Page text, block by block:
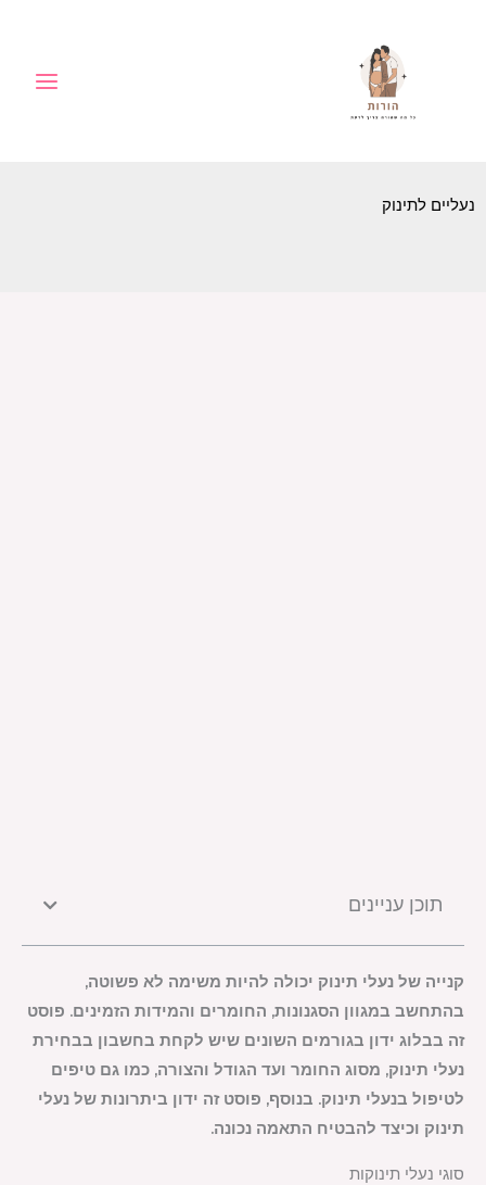
נעליים לתינוק
תוכן עניינים
קנייה של נעלי תינוק יכולה להיות משימה לא פשוטה,
בהתחשב במגוון הסגנונות, החומרים והמידות הזמינים. פוסט
זה בבלוג ידון בגורמים השונים שיש לקחת בחשבון בבחירת
נעלי תינוק, מסוג החומר ועד הגודל והצורה, כמו גם טיפים
לטיפול בנעלי תינוק. בנוסף, פוסט זה ידון ביתרונות של נעלי
תינוק וכיצד להבטיח התאמה נכונה.
סוגי נעלי תינוקות